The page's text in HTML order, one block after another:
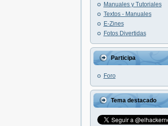
Manuales y Tutoriales
Textos - Manuales
E-Zines
Fotos Divertidas
Participa
Foro
Tema destacado